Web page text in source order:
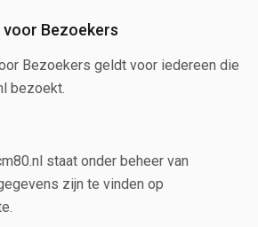
voor Bezoekers
Bezoekers geldt voor iedereen die
bezoekt.
staat onder beheer van
zijn te vinden op